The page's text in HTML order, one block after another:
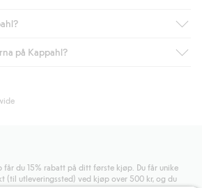
Club har du alltid gratis frakt til butikk,
har logget inn og er identifisert som
koster 49 NOK og 99 NOK for
uansett hvor mye du handler for.
på Kappahl?
om Klarnas betalingsvilkår
får du 15% rabatt på ditt første kjøp. Du får unike
(til utleveringssted) ved kjøp over 500 kr, og du